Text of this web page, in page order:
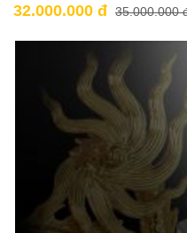
32.000.000 đ 35.000.000